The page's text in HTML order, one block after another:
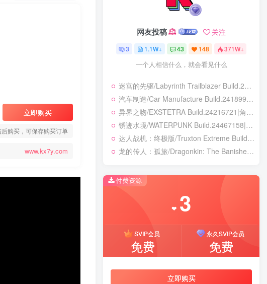
立即购买
购买，可保存购买订单
www.kx7y.com
网友投稿 关注
3 1.1W+ 43 148 371W+
一个人相信什么，就会看见什么
迷宫的先驱/Labyrinth Trailblazer Build.24028226|动作冒险|容量466B|免安装绿色中文版
汽车制造/Car Manufacture Build.24189984|模拟经营|容量11.6GB|免安装绿色中文版
异界之吻/EXSTETRA Build.24216721|角色扮演|容量5GB|免安装绿色中文版
锈迹水境/WATERPUNK Build.24467158|动作冒险|容量131B|免安装绿色中文版
达人战机：终极版/Truxton Extreme Build.23413016|动作冒险|容量11.7GB|免安装绿色中文版
龙的传人：孤旅/Dragonkin: The Banished v1.5.74.56713|动作冒险|容量39.2GB|免安装绿色中文版
付费资源
❤ 3
SVIP会员
免费
永久SVIP会员
免费
立即购买